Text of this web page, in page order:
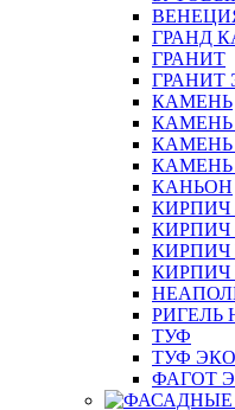
ГРАНД
ГРАНИТ
ГРАНИТ
КАМЕНЬ
КАНЬОН
КИРПИЧ
КИРПИЧ
РИГЕЛЬ
ТУФ
ТУФ ЭКО
ФАГОТ